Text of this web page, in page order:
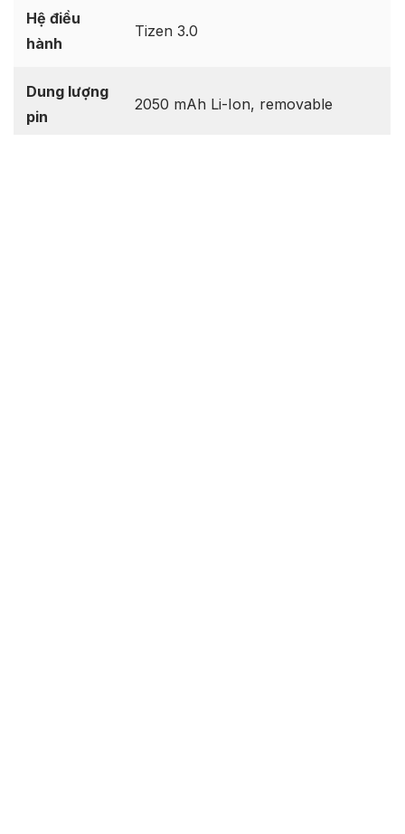
Hệ điều
hành
Tizen 3.0
Dung lượng
pin
2050 mAh Li-Ion, removable